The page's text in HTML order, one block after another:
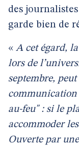
des
garde bien de
« A cet égard,
lors de
septembre,
communication
au-feu" : si le
accommoder
Ouverte par